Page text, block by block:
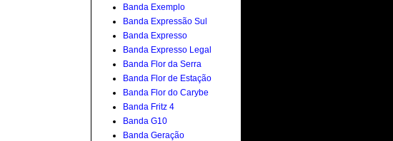
Banda Exemplo
Banda Expressão Sul
Banda Expresso
Banda Expresso Legal
Banda Flor da Serra
Banda Flor de Estação
Banda Flor do Carybe
Banda Fritz 4
Banda G10
Banda Geração